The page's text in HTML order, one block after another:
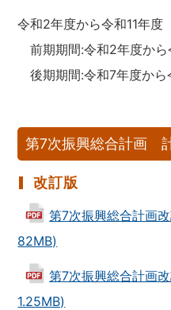
令和2年度から令和11年度
前期期間:令和2年度から
後期期間:令和7年度から
第7次振興総合計画
改訂版
第7次振興総合計画
82MB)
第7次振興総合計画
1.25MB)